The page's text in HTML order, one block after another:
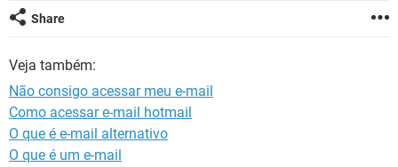
GUIA DE COMPRAS
Share
Veja também:
Não consigo acessar meu e-mail
Como acessar e-mail hotmail
O que é e-mail alternativo
O que é um e-mail